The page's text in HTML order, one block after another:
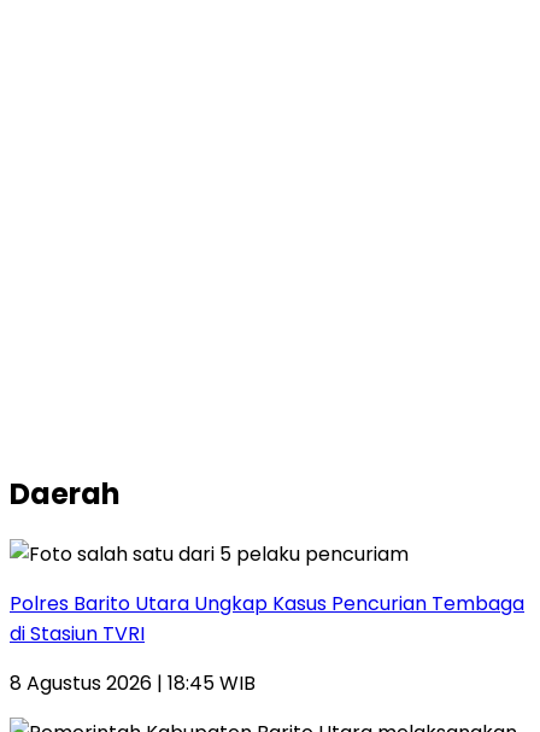
Daerah
Polres Barito Utara Ungkap Kasus Pencurian Tembaga
di Stasiun TVRI
8 Agustus 2026 | 18:45 WIB